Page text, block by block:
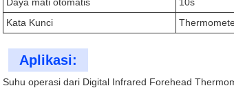
Kata Kunci
Aplikasi:
Suhu operasi dari Digital Infrared Forehead